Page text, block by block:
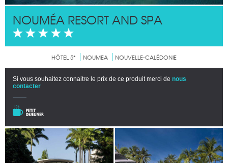
NOUMÉA RESORT AND SPA
HÔTEL 5* NOUMEA NOUVELLE-CALÉDONIE
Si vous souhaitez connaitre le prix de ce produit merci de nous
contacter